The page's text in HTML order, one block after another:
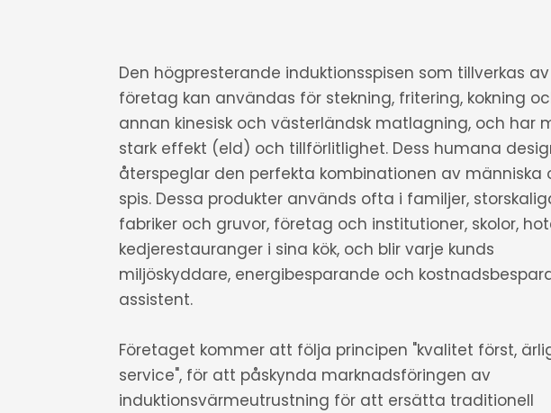
Den högpresterande induktionsspisen som tillverkas
företag kan användas för stekning, fritering, kokning
annan kinesisk och västerländsk matlagning, och har
stark effekt (eld) och tillförlitlighet. Dess humana
återspeglar den perfekta kombinationen av människa
spis. Dessa produkter används ofta i familjer,
fabriker och gruvor, företag och institutioner, skolor,
kedjerestauranger i sina kök, och blir varje kunds
miljöskyddare, energibesparande och
assistent.
Företaget kommer att följa principen "kvalitet först,
service", för att påskynda marknadsföringen av
induktionsvärmeutrustning för att ersätta traditionell